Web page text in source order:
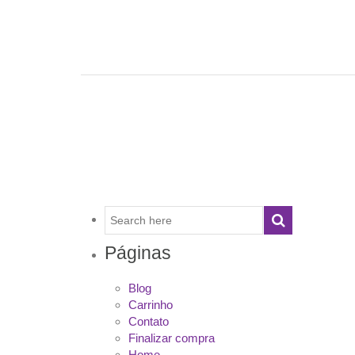
Páginas
Blog
Carrinho
Contato
Finalizar compra